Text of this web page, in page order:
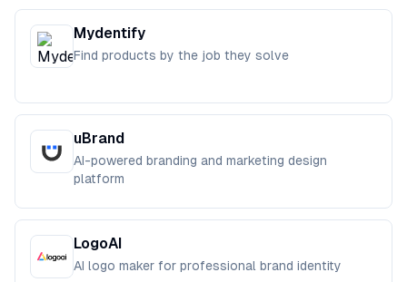
Mydentify
Find products by the job they solve
uBrand
AI-powered branding and marketing design
platform
LogoAI
AI logo maker for professional brand identity